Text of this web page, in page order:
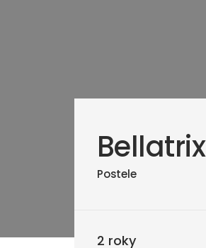
Bellatrix
Postele
2 roky